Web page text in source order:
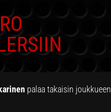
palaa takaisin joukkueen